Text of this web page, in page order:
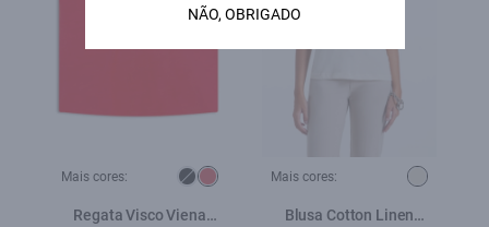
Mais cores:
Regata Visco Viena
Mais cores:
Blusa Cotton Linen
NÃO, OBRIGADO